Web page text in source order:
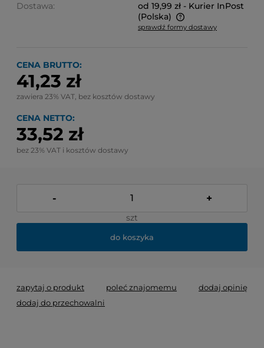
Dostawa:
od 19,99 zł - Kurier InPost
(Polska)
Cena nie zawiera ewentualnych kosztów płatności
sprawdź formy dostawy
CENA BRUTTO:
41,23 zł
zawiera 23% VAT, bez kosztów dostawy
CENA NETTO:
33,52 zł
bez 23% VAT i kosztów dostawy
- +
szt
do koszyka
zapytaj o produkt poleć znajomemu
dodaj opinię
dodaj do przechowalni